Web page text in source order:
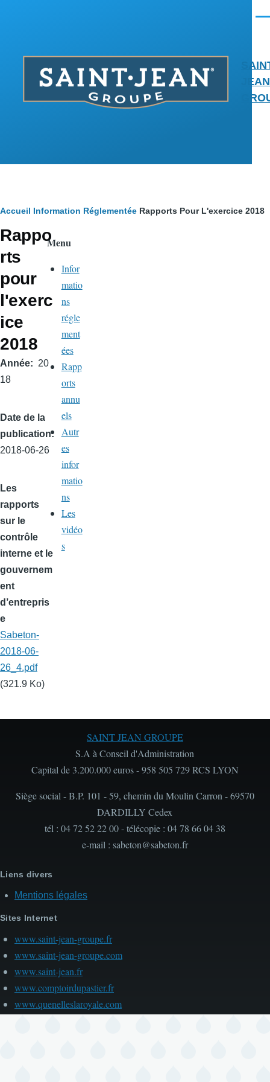
JEAN
Fil
d'Ariane
Accueil Information Réglementée Rapports Pour L'exercice 2018
Rappo
rts
pour
l'exerc
ice
2018
Année
20
18
Date de la
publication
2018-06-26
Les
rapports
sur le
contrôle
interne et le
gouvernem
ent
d’entrepris
e
Sabeton-
2018-06-
26_4.pdf
(321.9 Ko)
Menu
Infor
matio
ns
régle
ment
ées
Rapp
orts
annu
els
Autr
es
infor
matio
ns
Les
vidéo
s
SAINT JEAN GROUPE
S.A à Conseil d'Administration
Capital de 3.200.000 euros - 958 505 729 RCS LYON
Siège social - B.P. 101 - 59, chemin du Moulin Carron - 69570
DARDILLY Cedex
tél : 04 72 52 22 00 - télécopie : 04 78 66 04 38
e-mail : sabeton@sabeton.fr
Liens divers
Mentions légales
Sites Internet
www.saint-jean-groupe.fr
www.saint-jean-groupe.com
www.saint-jean.fr
www.comptoirdupastier.fr
www.quenelleslaroyale.com